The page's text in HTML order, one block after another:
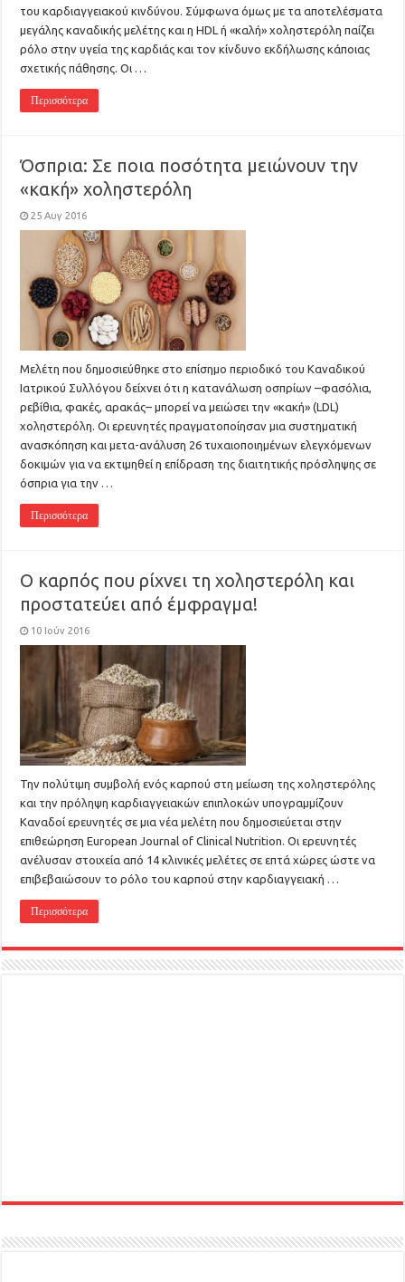
του καρδιαγγειακού κινδύνου. Σύμφωνα όμως με τα αποτελέσματα
μεγάλης καναδικής μελέτης και η HDL ή «καλή» χοληστερόλη παίζει
ρόλο στην υγεία της καρδιάς και τον κίνδυνο εκδήλωσης κάποιας
σχετικής πάθησης. Οι …
Περισσότερα
Όσπρια: Σε ποια ποσότητα μειώνουν την
«κακή» χοληστερόλη
25 Αυγ 2016
Μελέτη που δημοσιεύθηκε στο επίσημο περιοδικό του Καναδικού
Ιατρικού Συλλόγου δείχνει ότι η κατανάλωση οσπρίων –φασόλια,
ρεβίθια, φακές, αρακάς– μπορεί να μειώσει την «κακή» (LDL)
χοληστερόλη. Οι ερευνητές πραγματοποίησαν μια συστηματική
ανασκόπηση και μετα-ανάλυση 26 τυχαιοποιημένων ελεγχόμενων
δοκιμών για να εκτιμηθεί η επίδραση της διαιτητικής πρόσληψης σε
όσπρια για την …
Περισσότερα
Ο καρπός που ρίχνει τη χοληστερόλη και
προστατεύει από έμφραγμα!
10 Ιούν 2016
Την πολύτιμη συμβολή ενός καρπού στη μείωση της χοληστερόλης
και την πρόληψη καρδιαγγειακών επιπλοκών υπογραμμίζουν
Καναδοί ερευνητές σε μια νέα μελέτη που δημοσιεύεται στην
επιθεώρηση European Journal of Clinical Nutrition. Οι ερευνητές
ανέλυσαν στοιχεία από 14 κλινικές μελέτες σε επτά χώρες ώστε να
επιβεβαιώσουν το ρόλο του καρπού στην καρδιαγγειακή …
Περισσότερα